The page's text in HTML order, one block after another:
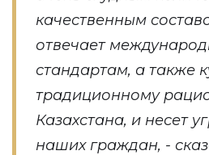
качественным
отвечает
стандартам, а также
традиционному
Казахстана, и несет
наших граждан, -